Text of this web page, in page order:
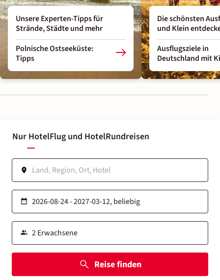
Unsere Experten-Tipps für
Strände, Städte und mehr
Polnische Ostseeküste:
Tipps
Die schönsten
und Klein
Ausflugsziele in
Deutschland mit
Nur HotelFlug und HotelRundreisen
Reise finden